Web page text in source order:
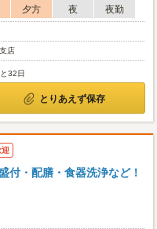
夕方 夜
夜勤
店
32日
とりあえず保存
付・配膳・食器洗浄など！